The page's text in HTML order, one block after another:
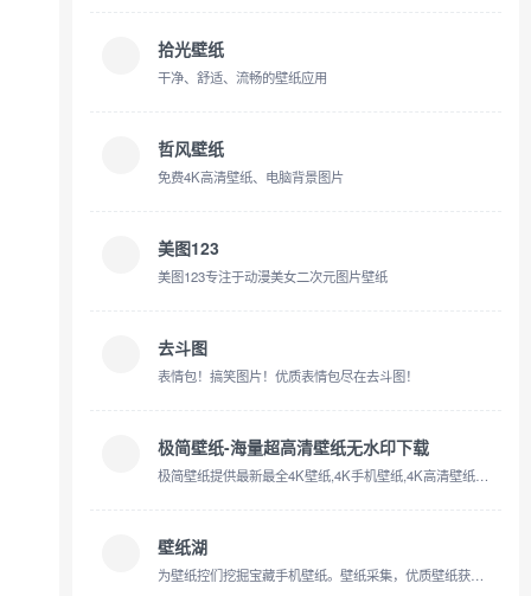
拾光壁纸
干净、舒适、流畅的壁纸应用
哲风壁纸
免费4K高清壁纸、电脑背景图片
美图123
美图123专注于动漫美女二次元图片壁纸
去斗图
表情包！搞笑图片！优质表情包尽在去斗图！
极简壁纸-海量超高清壁纸无水印下载
极简壁纸提供最新最全4K壁纸,4K手机壁纸,4K高清壁纸,1080P,2K,4K,5K,8K壁纸,高清图片素材,包含自然、必应、游戏、动漫、动画、系统、影视、汽车、动物、人物、城市、极简、植物、运动、体育、平板等精选高清4K壁
壁纸湖
为壁纸控们挖掘宝藏手机壁纸。壁纸采集，优质壁纸获取，时刻follow最新的手机壁纸。壁纸湖唯一官网，没有APP